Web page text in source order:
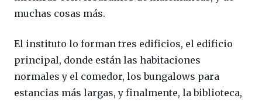
muchas cosas más.
El instituto lo forman tres edificios, el edificio
principal, donde están las habitaciones
normales y el comedor, los bungalows para
estancias más largas, y finalmente, la biblioteca,